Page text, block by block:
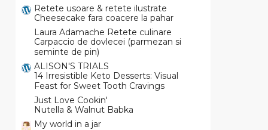
Retete usoare & retete ilustrate
Cheesecake fara coacere la pahar
Laura Adamache Retete culinare
Carpaccio de dovlecei (parmezan si
seminte de pin)
ALISON'S TRIALS
14 Irresistible Keto Desserts: Visual
Feast for Sweet Tooth Cravings
Just Love Cookin'
Nutella & Walnut Babka
My world in a jar